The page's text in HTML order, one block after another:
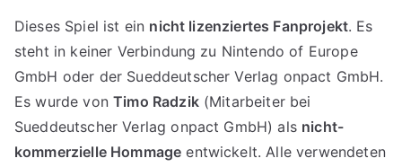
Dieses Spiel ist ein nicht lizenziertes Fanprojekt. Es
steht in keiner Verbindung zu Nintendo of Europe
GmbH oder der Sueddeutscher Verlag onpact GmbH.
Es wurde vonTimo Radzik(Mitarbeiter bei
Sueddeutscher Verlag onpact GmbH) als nicht-
kommerzielle Hommage entwickelt. Alle verwendeten